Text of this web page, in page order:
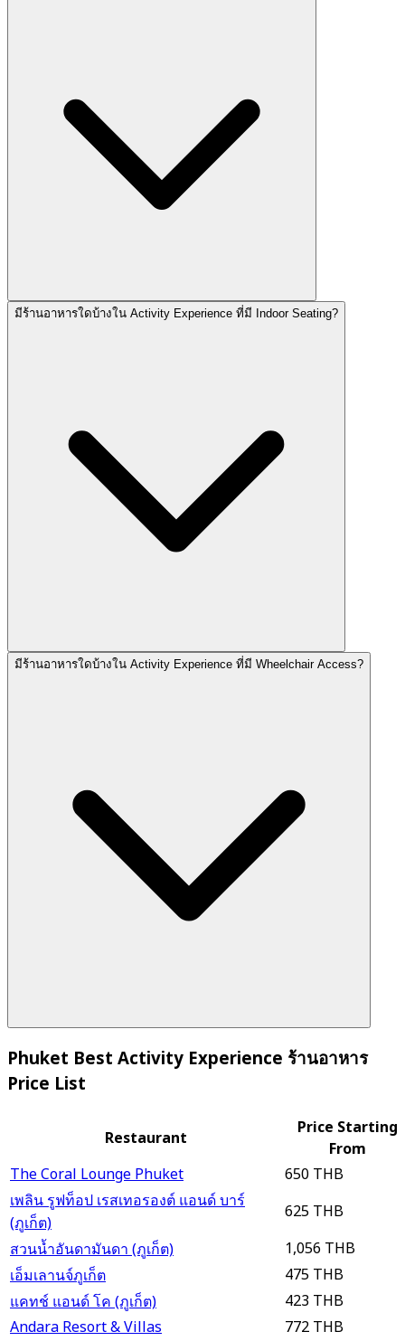
มีร้านอาหารใดบ้างใน Activity Experience ที่มี Indoor Seating?
มีร้านอาหารใดบ้างใน Activity Experience ที่มี Wheelchair Access?
Phuket Best Activity Experience ร้านอาหาร
Price List
Restaurant
Price Starting
From
The Coral Lounge Phuket
650 THB
เพลิน รูฟท็อป เรสเทอรองต์ แอนด์ บาร์
(ภูเก็ต)
625 THB
สวนน้ำอันดามันดา (ภูเก็ต)
1,056 THB
เอ็มเลานจ์ภูเก็ต
475 THB
แคทช์ แอนด์ โค (ภูเก็ต)
423 THB
Andara Resort & Villas
772 THB